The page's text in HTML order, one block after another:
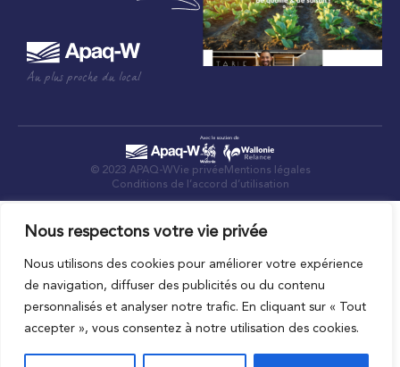
Nous respectons votre vie privée
Nous utilisons des cookies pour améliorer votre expérience
de navigation, diffuser des publicités ou du contenu
personnalisés et analyser notre trafic. En cliquant sur « Tout
accepter », vous consentez à notre utilisation des cookies.
Au plus proche du local
© 2023 APAQ-WVie privée Mentions légales
Conditions de l’accord d’utilisation